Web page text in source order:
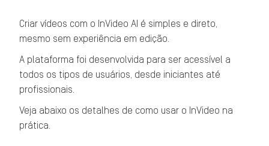
Criar vídeos com o InVideo AI é simples e direto,
mesmo sem experiência em edição.
A plataforma foi desenvolvida para ser acessível a
todos os tipos de usuários, desde iniciantes até
profissionais.
Veja abaixo os detalhes de como usar o InVideo na
prática.